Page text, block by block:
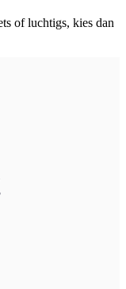
of luchtigs, kies dan